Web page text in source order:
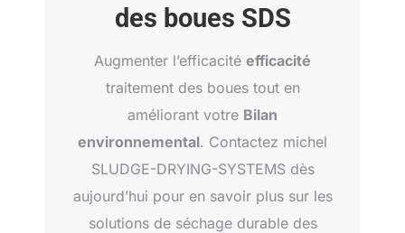
des boues SDS
Augmenter l’efficacité efficacité
traitement des boues tout en
améliorant votre Bilan
environnemental. Contactez michel
SLUDGE-DRYING-SYSTEMS dès
aujourd’hui pour en savoir plus sur les
solutions de séchage durable des